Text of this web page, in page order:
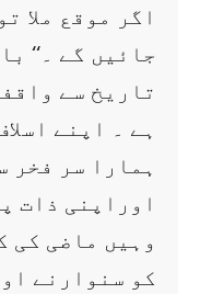
جائیں گے ۔‘‘
تاریخ سے
ہے ۔ اپنے
ہمارا سر فخر
اوراپنی ذات
وہیں ماضی کی
کو سنوارنے